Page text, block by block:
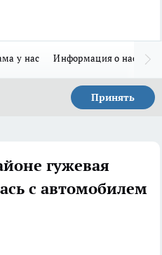
у нас Информация о нас
Принять
гужевая
с автомобилем